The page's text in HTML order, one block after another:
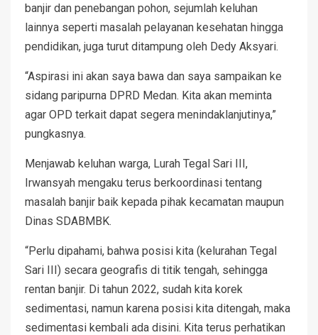
banjir dan penebangan pohon, sejumlah keluhan
lainnya seperti masalah pelayanan kesehatan hingga
pendidikan, juga turut ditampung oleh Dedy Aksyari.
“Aspirasi ini akan saya bawa dan saya sampaikan ke
sidang paripurna DPRD Medan. Kita akan meminta
agar OPD terkait dapat segera menindaklanjutinya,”
pungkasnya.
Menjawab keluhan warga, Lurah Tegal Sari III,
Irwansyah mengaku terus berkoordinasi tentang
masalah banjir baik kepada pihak kecamatan maupun
Dinas SDABMBK.
“Perlu dipahami, bahwa posisi kita (kelurahan Tegal
Sari III) secara geografis di titik tengah, sehingga
rentan banjir. Di tahun 2022, sudah kita korek
sedimentasi, namun karena posisi kita ditengah, maka
sedimentasi kembali ada disini. Kita terus perhatikan